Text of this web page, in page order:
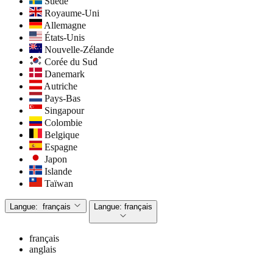
Royaume-Uni
Allemagne
États-Unis
Nouvelle-Zélande
Corée du Sud
Danemark
Autriche
Pays-Bas
Singapour
Colombie
Belgique
Espagne
Japon
Islande
Taïwan
Langue: français Langue: français
français
anglais